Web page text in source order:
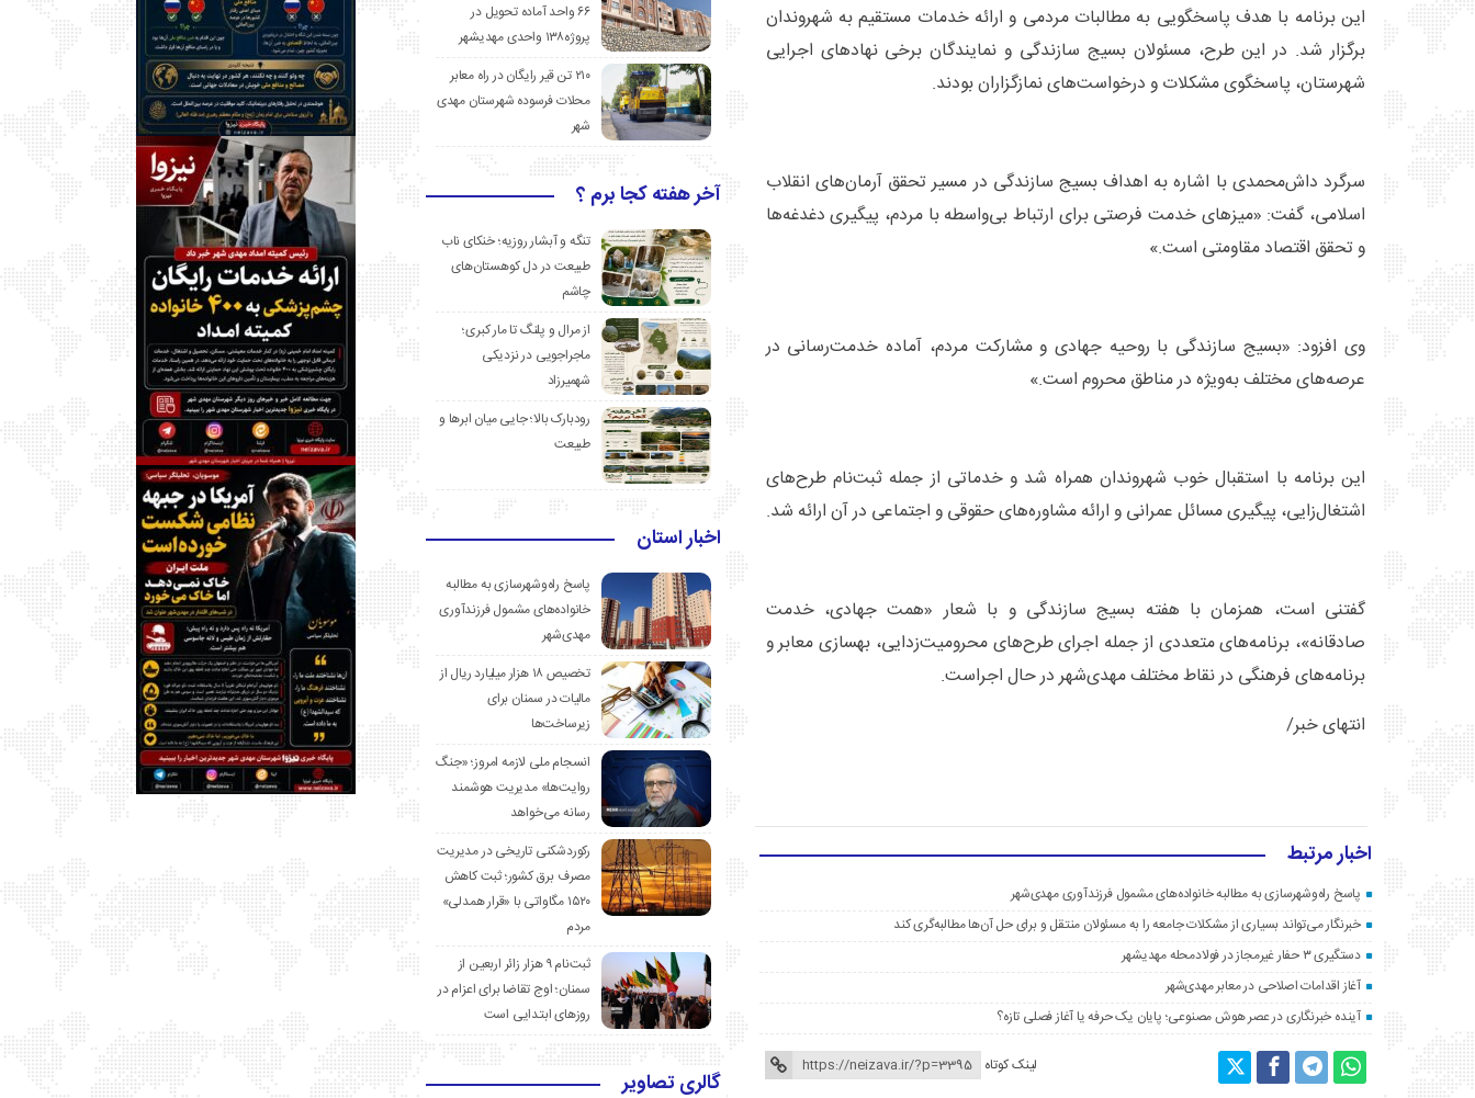
این برنامه با هدف پاسخگویی به مطالبات مردمی و ارائه خدمات مستقیم به شهروندان
برگزار شد. در این طرح، مسئولان بسیج سازندگی و نمایندگان برخی نهادهای اجرایی
شهرستان، پاسخگوی مشکلات و درخواست‌های نمازگزاران بودند.
سرگرد داش‌محمدی با اشاره به اهداف بسیج سازندگی در مسیر تحقق آرمان‌های انقلاب
اسلامی، گفت: «میزهای خدمت فرصتی برای ارتباط بی‌واسطه با مردم، پیگیری دغدغه‌ها
و تحقق اقتصاد مقاومتی است.»
وی افزود: «بسیج سازندگی با روحیه جهادی و مشارکت مردم، آماده خدمت‌رسانی در
عرصه‌های مختلف به‌ویژه در مناطق محروم است.»
این برنامه با استقبال خوب شهروندان همراه شد و خدماتی از جمله ثبت‌نام طرح‌های
اشتغال‌زایی، پیگیری مسائل عمرانی و ارائه مشاوره‌های حقوقی و اجتماعی در آن ارائه شد.
گفتنی است، همزمان با هفته بسیج سازندگی و با شعار «همت جهادی، خدمت
صادقانه»، برنامه‌های متعددی از جمله اجرای طرح‌های محرومیت‌زدایی، بهسازی معابر و
برنامه‌های فرهنگی در نقاط مختلف مهدی‌شهر در حال اجراست.
انتهای خبر/
اخبار مرتبط
پاسخ راه‌وشهرسازی به مطالبه خانواده‌های مشمول فرزندآوری مهدی‌شهر
خبرنگار می‌تواند بسیاری از مشکلات جامعه را به مسئولان منتقل و برای حل آن‌ها مطالبه‌گری کند
دستگیری ۳ حفار غیرمجاز در فولادمحله مهدیشهر
آغاز اقدامات اصلاحی در معابر مهدی‌شهر
آینده خبرنگاری در عصر هوش مصنوعی؛ پایان یک حرفه یا آغاز فصلی تازه؟
لینک کوتاه
۶۶ واحد آماده تحویل در
پروژه۱۳۸ واحدی مهدیشهر
۲۱۰ تن قیر رایگان در راه معابر
محلات فرسوده شهرستان مهدی
شهر
آخر هفته کجا برم ؟
تنگه و آبشار روزیه؛ خنکای ناب
طبیعت در دل کوهستان‌های
چاشم
از مرال و پلنگ تا مار کبری؛
ماجراجویی در نزدیکی
شهمیرزاد
رودبارک بالا؛ جایی میان ابرها و
طبیعت
اخبار استان
پاسخ راه‌وشهرسازی به مطالبه
خانواده‌های مشمول فرزندآوری
مهدی‌شهر
تخصیص ۱۸ هزار میلیارد ریال از
مالیات در سمنان برای
زیرساخت‌ها
انسجام ملی لازمه امروز؛ «جنگ
روایت‌ها» مدیریت هوشمند
رسانه می‌خواهد
رکوردشکنی تاریخی در مدیریت
مصرف برق کشور؛ ثبت کاهش
۱۵۲۰ مگاواتی با «قرار همدلی»
مردم
ثبت‌نام ۹ هزار زائر اربعین از
سمنان؛ اوج تقاضا برای اعزام در
روزهای ابتدایی است
گالری تصاویر